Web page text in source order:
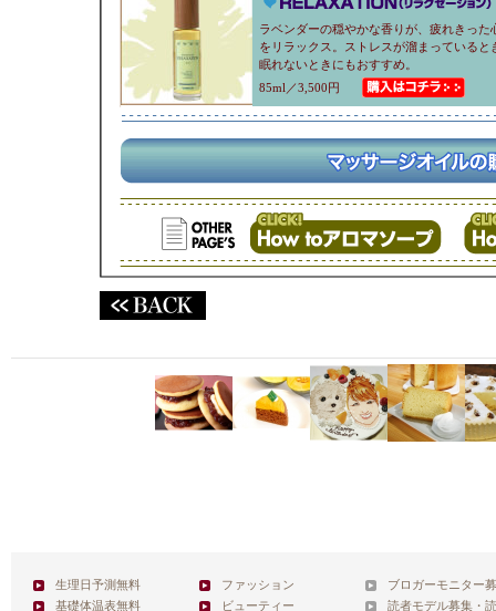
ラベンダーの穏やかな香りが、疲れきった
をリラックス。ストレスが溜まっていると
眠れないときにもおすすめ。
85ml／3,500円
生理日予測無料
基礎体温表無料
ファッション
ビューティー
ブロガーモニター
読者モデル募集・